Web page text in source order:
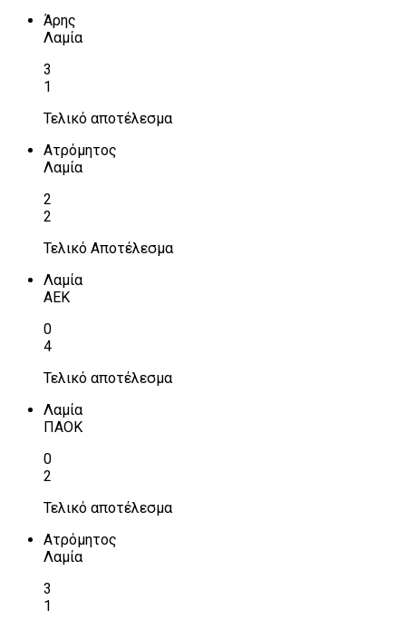
Άρης
Λαμία
3
1
Τελικό αποτέλεσμα
Ατρόμητος
Λαμία
2
2
Τελικό Αποτέλεσμα
Λαμία
ΑΕΚ
0
4
Τελικό αποτέλεσμα
Λαμία
ΠΑΟΚ
0
2
Τελικό αποτέλεσμα
Ατρόμητος
Λαμία
3
1